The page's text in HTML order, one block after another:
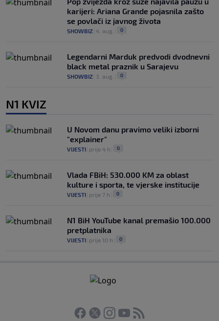
karijeri: Ariana Grande pojasnila zašto
se povlači iz javnog života
SHOWBIZ 4. aug. 0
Legendarni Marduk predvodi dvodnevni
black metal praznik u Sarajevu
SHOWBIZ 3. aug. 0
N1 KVIZ
U Novom danu pravimo veliki izborni
"explainer"
VIJESTI prije 4 h 0
Vlada FBiH: 530.000 KM za oblast
kulture i sporta, te vjerske institucije
VIJESTI prije 7 h 0
N1 BiH YouTube kanal premašio 100.000
pretplatnika
VIJESTI prije 10 h 0